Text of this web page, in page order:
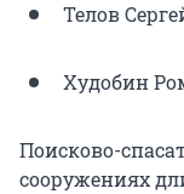
Телов
Худобин
Поисково-
сооружениях